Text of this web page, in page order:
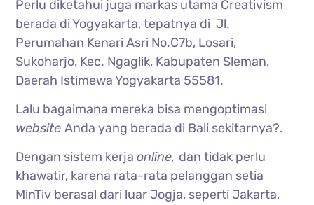
Perlu diketahui juga markas utama Creativism
berada di Yogyakarta, tepatnya di Jl.
Perumahan Kenari Asri No.C7b, Losari,
Sukoharjo, Kec. Ngaglik, Kabupaten Sleman,
Daerah Istimewa Yogyakarta 55581.
Lalu bagaimana mereka bisa mengoptimasi
websiteAnda yang berada di Bali sekitarnya?.
Dengan sistem kerjaonline, dan tidak perlu
khawatir, karena rata-rata pelanggan setia
MinTiv berasal dari luar Jogja, seperti Jakarta,